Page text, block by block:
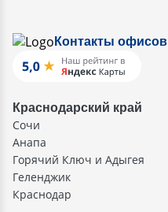
Контакты
Краснодарский край
Сочи
Анапа
Горячий Ключ и Адыгея
Геленджик
Краснодар